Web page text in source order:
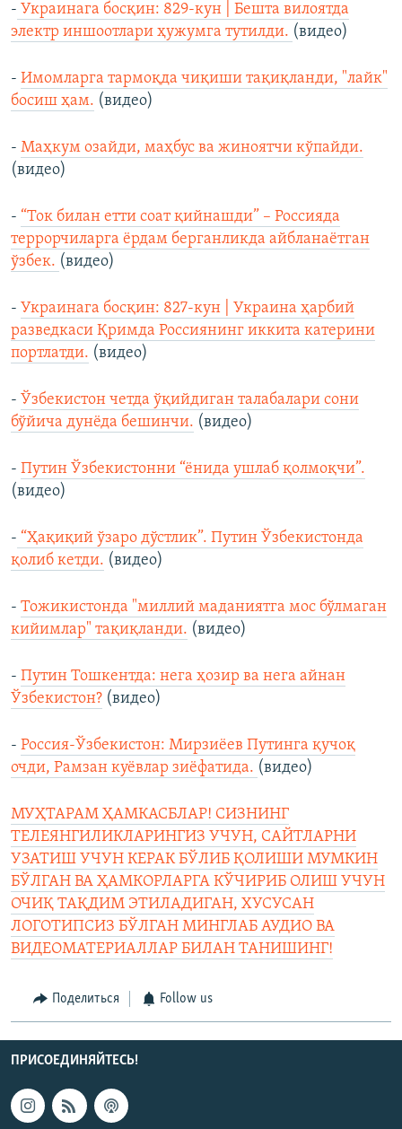
- Украинага босқин: 829-кун | Бешта вилоятда
электр иншоотлари ҳужумга тутилди. (видео)
- Имомларга тармоқда чиқиши тақиқланди, "лайк"
босиш ҳам. (видео)
- Маҳкум озайди, маҳбус ва жиноятчи кўпайди.
(видео)
- “Ток билан етти соат қийнашди” – Россияда
террорчиларга ёрдам берганликда айбланаётган
ўзбек. (видео)
- Украинага босқин: 827-кун | Украина ҳарбий
разведкаси Қримда Россиянинг иккита катерини
портлатди. (видео)
- Ўзбекистон четда ўқийдиган талабалари сони
бўйича дунёда бешинчи. (видео)
- Путин Ўзбекистонни “ёнида ушлаб қолмоқчи”.
(видео)
- “Ҳақиқий ўзаро дўстлик”. Путин Ўзбекистонда
қолиб кетди. (видео)
- Тожикистонда "миллий маданиятга мос бўлмаган
кийимлар" тақиқланди. (видео)
- Путин Тошкентда: нега ҳозир ва нега айнан
Ўзбекистон? (видео)
- Россия-Ўзбекистон: Мирзиёев Путинга қучоқ
очди, Рамзан куёвлар зиёфатида. (видео)
МУҲТАРАМ ҲАМКАСБЛАР! СИЗНИНГ
ТЕЛЕЯНГИЛИКЛАРИНГИЗ УЧУН, САЙТЛАРНИ
УЗАТИШ УЧУН КЕРАК БЎЛИБ ҚОЛИШИ МУМКИН
БЎЛГАН ВА ҲАМКОРЛАРГА КЎЧИРИБ ОЛИШ УЧУН
ОЧИҚ ТАҚДИМ ЭТИЛАДИГАН, ХУСУСАН
ЛОГОТИПСИЗ БЎЛГАН МИНГЛАБ АУДИО ВА
ВИДЕОМАТЕРИАЛЛАР БИЛАН ТАНИШИНГ!
Поделиться Follow us
ПРИСОЕДИНЯЙТЕСЬ!